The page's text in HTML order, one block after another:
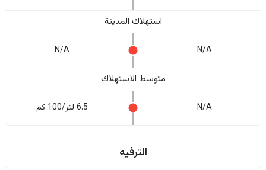
استهلاك المدينة
N/A
N/A
متوسط الاستهلاك
N/A 6.5 لتر/100 كم
الترفيه